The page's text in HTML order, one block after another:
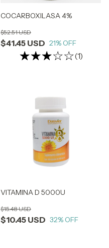
COCARBOXILASA 4%
$41.45 USD
$52.51 USD
21% OFF
(1)
VITAMINA D 5000U
$10.45 USD
$15.48 USD
32% OFF